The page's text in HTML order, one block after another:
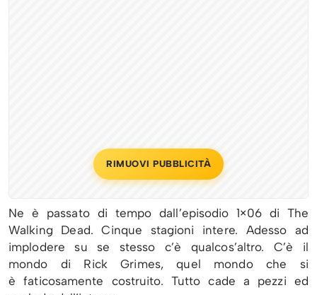
RIMUOVI PUBBLICITÀ
Ne è passato di tempo dall’episodio 1×06 di The
Walking Dead. Cinque stagioni intere. Adesso ad
implodere su se stesso c’è qualcos’altro. C’è il
mondo di Rick Grimes, quel mondo che si
è faticosamente costruito. Tutto cade a pezzi ed